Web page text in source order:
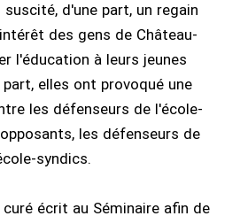
d'une part, un regain
des gens de Château-
l'éducation à leurs jeunes
elles ont provoqué une
les défenseurs de l'école-
les défenseurs de
syndics.
écrit au Séminaire afin de